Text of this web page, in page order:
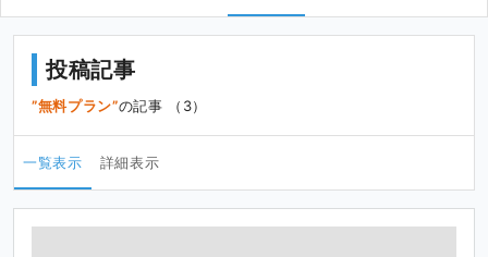
投稿記事
無料プラン の記事 （3）
一覧表示 詳細表示